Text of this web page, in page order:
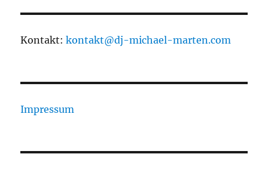
Kontakt:kontakt@dj-michael-marten.com
Impressum